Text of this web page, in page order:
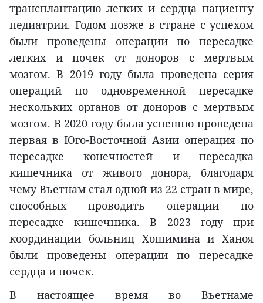
трансплантацию легких и сердца пациенту
педиатрии. Годом позже в стране с успехом
были проведены операции по пересадке
легких и почек от доноров с мертвым
мозгом. В 2019 году была проведена серия
операций по одновременной пересадке
нескольких органов от доноров с мертвым
мозгом. В 2020 году была успешно проведена
первая в Юго-Восточной Азии операция по
пересадке конечностей и пересадка
кишечника от живого донора, благодаря
чему Вьетнам стал одной из 22 стран в мире,
способных проводить операции по
пересадке кишечника. В 2023 году при
координации больниц Хошимина и Ханоя
были проведены операции по пересадке
сердца и почек.
В настоящее время во Вьетнаме